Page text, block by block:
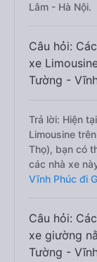
Lâm - Hà Nội.
Câu hỏi:
xe
Tường -
Trả lời: Hiện
Limousine
Thọ), bạn có
các nhà xe
Vĩnh Phúc đi
Câu hỏi:
xe giường
Tường -